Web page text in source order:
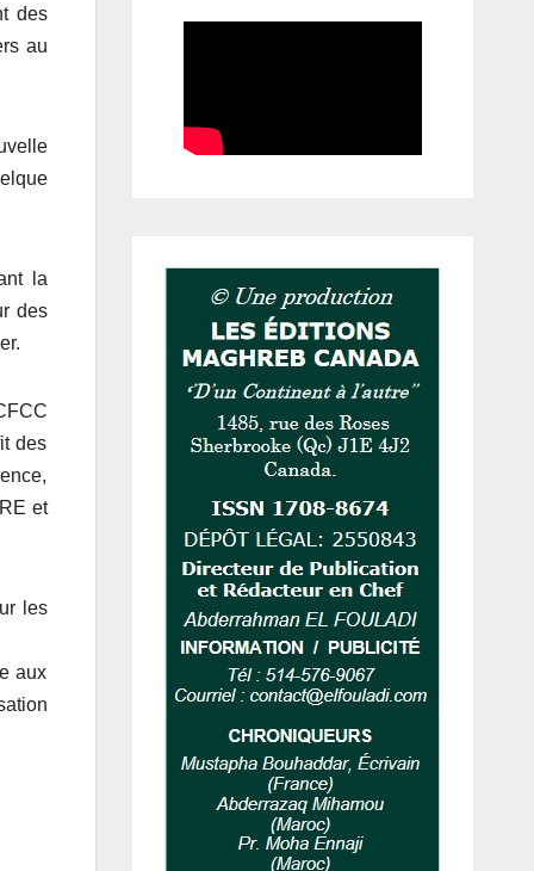
des
au
la
des
des
et
les
aux